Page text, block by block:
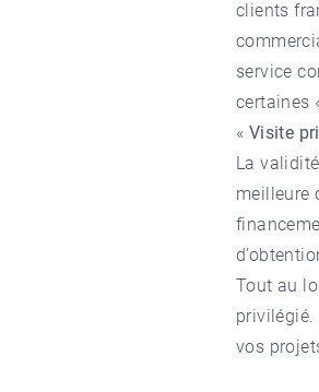
clients
service
certaines
« Visite
La
meilleure
Tout au
vos